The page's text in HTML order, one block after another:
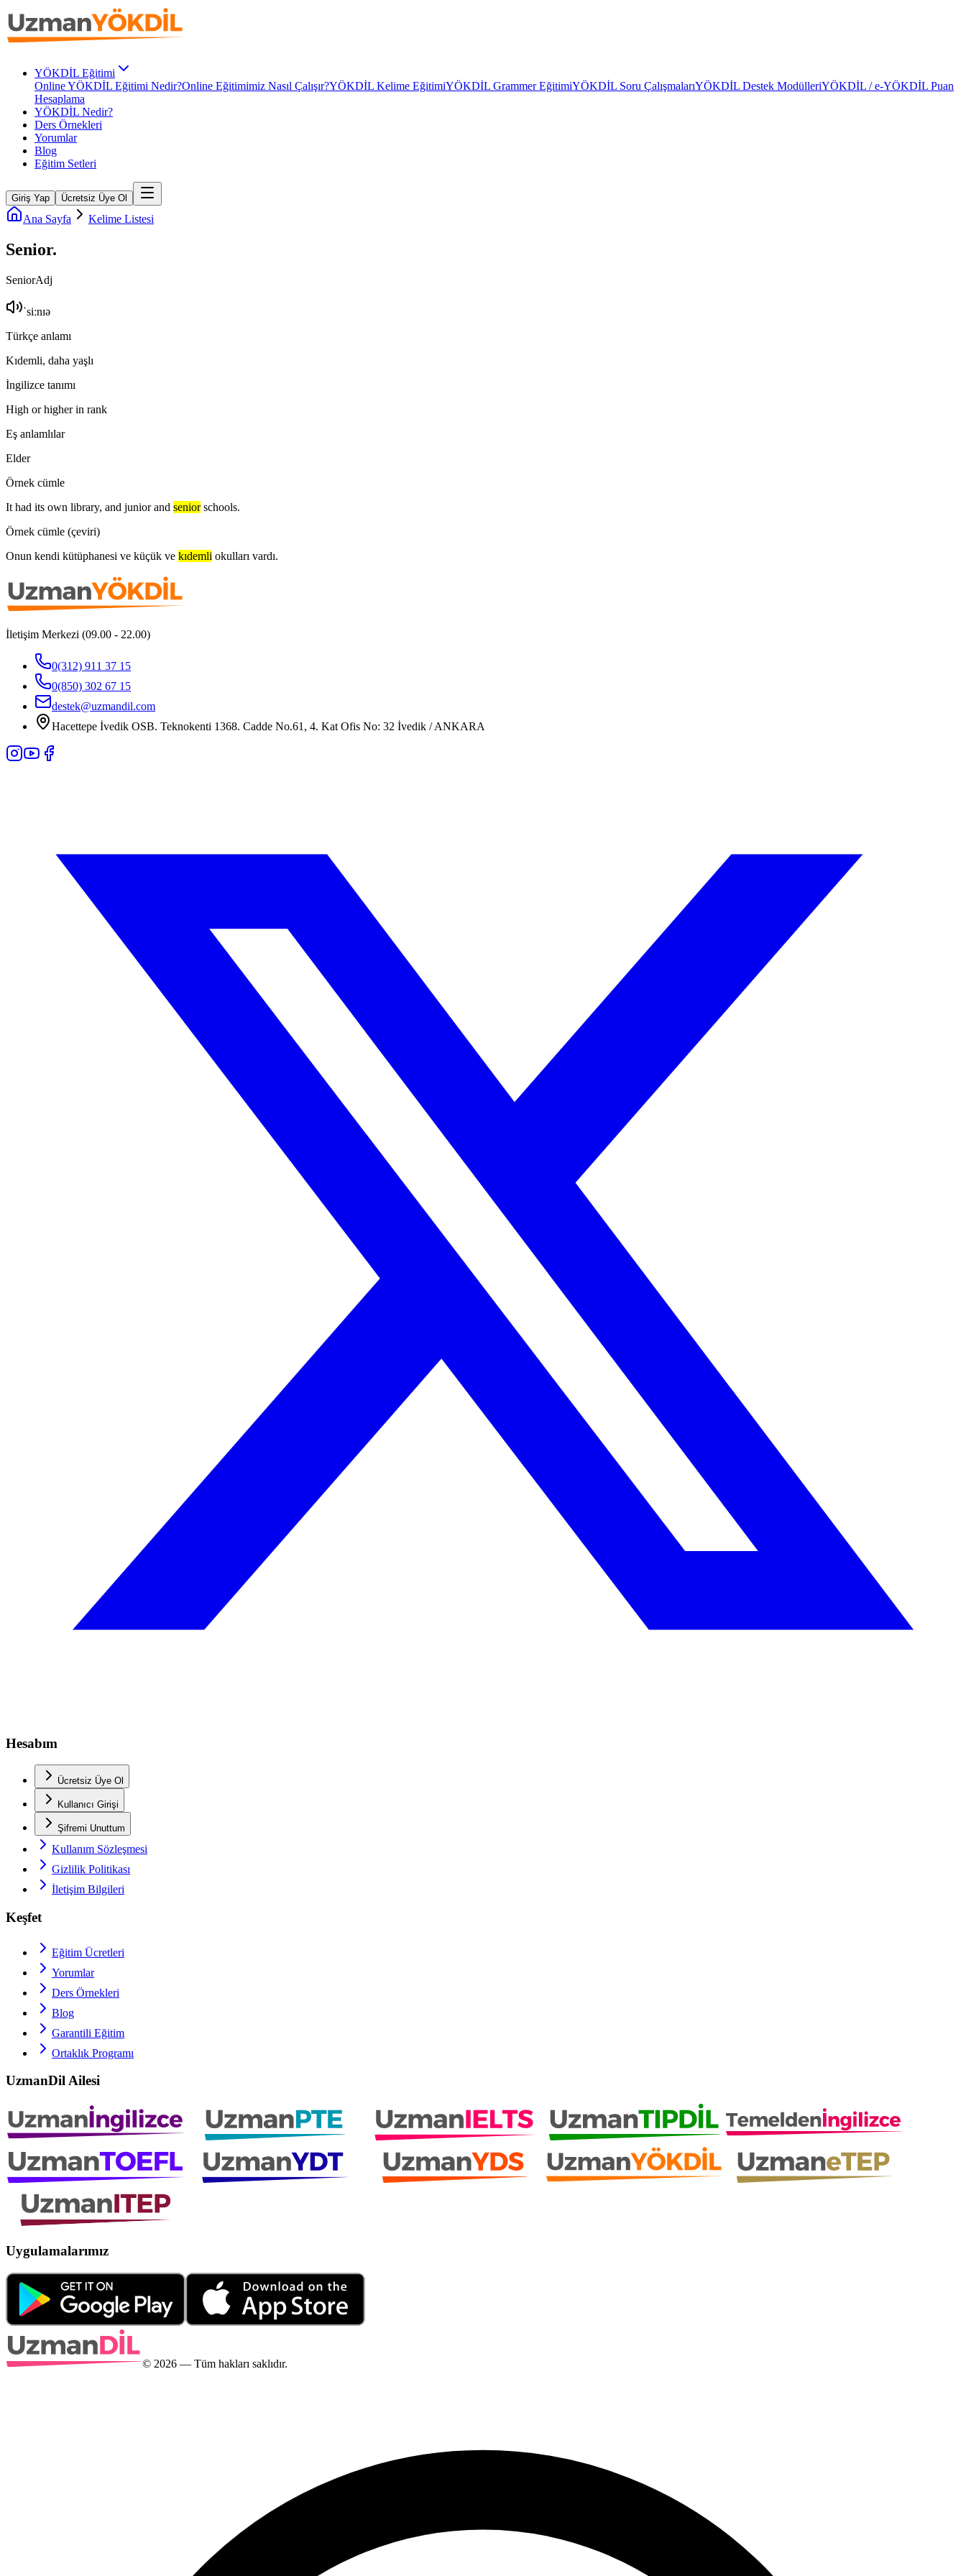
YÖKDİL Eğitimi
Online YÖKDİL Eğitimi Nedir?Online Eğitimimiz Nasıl Çalışır?YÖKDİL Kelime EğitimiYÖKDİL Grammer EğitimiYÖKDİL Soru ÇalışmalarıYÖKDİL Destek ModülleriYÖKDİL / e-YÖKDİL Puan
Hesaplama
YÖKDİL Nedir?
Ders Örnekleri
Yorumlar
Blog
Eğitim Setleri
Giriş Yap Ücretsiz Üye Ol
Ana Sayfa Kelime Listesi
Senior.
SeniorAdj
ˈsiːnɪə
Türkçe anlamı
Kıdemli, daha yaşlı
İngilizce tanımı
High or higher in rank
Eş anlamlılar
Elder
Örnek cümle
It had its own library, and junior and senior schools.
Örnek cümle (çeviri)
Onun kendi kütüphanesi ve küçük ve kıdemli okulları vardı.
İletişim Merkezi (09.00 - 22.00)
0(312) 911 37 15
0(850) 302 67 15
destek@uzmandil.com
Hacettepe İvedik OSB. Teknokenti 1368. Cadde No.61, 4. Kat Ofis No: 32 İvedik / ANKARA
Hesabım
Ücretsiz Üye Ol
Kullanıcı Girişi
Şifremi Unuttum
Kullanım Sözleşmesi
Gizlilik Politikası
İletişim Bilgileri
Keşfet
Eğitim Ücretleri
Yorumlar
Ders Örnekleri
Blog
Garantili Eğitim
Ortaklık Programı
UzmanDil Ailesi
Uygulamalarımız
© 2026 — Tüm hakları saklıdır.